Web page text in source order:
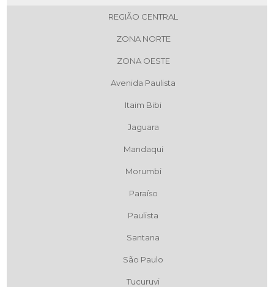
REGIÃO CENTRAL
ZONA NORTE
ZONA OESTE
Avenida Paulista
Itaim Bibi
Jaguara
Mandaqui
Morumbi
Paraíso
Paulista
Santana
São Paulo
Tucuruvi